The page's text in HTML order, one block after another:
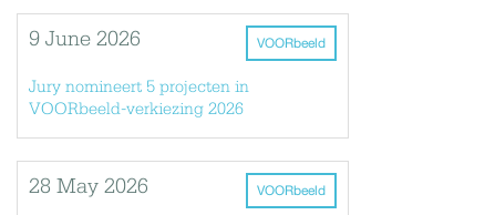
VOORbeeld
9 June 2026
Jury nomineert 5 projecten in
VOORbeeld-verkiezing 2026
VOORbeeld
28 May 2026